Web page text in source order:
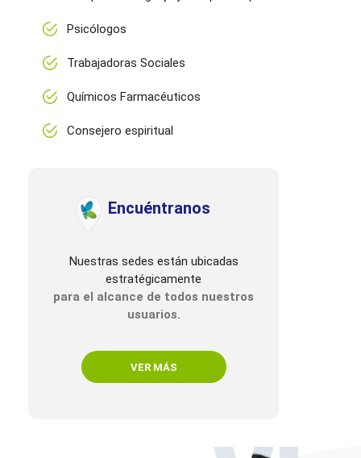
Psicólogos
Trabajadoras Sociales
Químicos Farmacéuticos
Consejero espiritual
Encuéntranos
Nuestras sedes están ubicadas
estratégicamente
para el alcance de todos nuestros
usuarios.
VER MÁS